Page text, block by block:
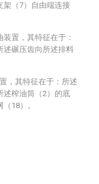
架（7）自由端连接
置，其特征在于：
述碾压齿向所述排料
，其特征在于：所述
述榨油筒（2）的底
18）。